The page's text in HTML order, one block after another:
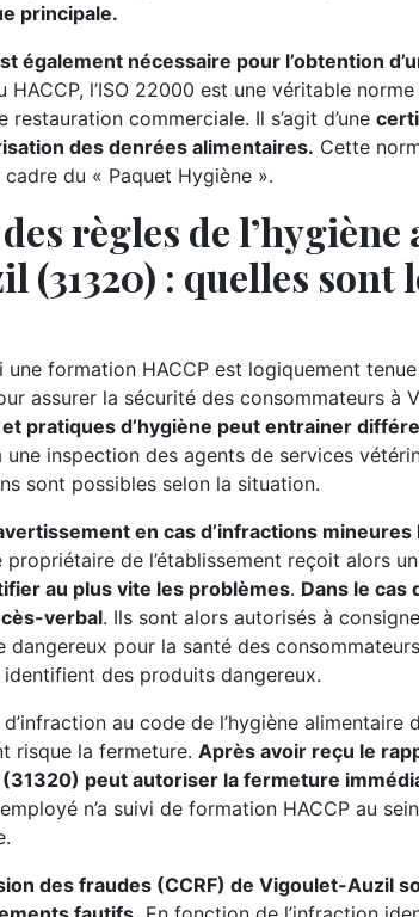
principale.
également nécessaire pour l’obtention
HACCP, l’ISO 22000 est une véritable
commerciale. Il s’agit d’une
des denrées alimentaires. Cette
du « Paquet Hygiène ».
règles de
(31320) : quelles sont
formation HACCP est logiquement
assurer la sécurité des consommateurs à
pratiques d’hygiène peut entrainer
une inspection des agents de services
sont possibles selon la situation.
en cas d’infractions mineures
propriétaire de l’établissement reçoit alors
au plus vite les problèmes. Dans le cas
verbal. Ils sont alors autorisés à
dangereux pour la santé des
des produits dangereux.
au code de l’hygiène alimentaire
risque la fermeture. Après avoir reçu le
peut autoriser la fermeture
n’a suivi de formation HACCP au
des fraudes (CCRF) de Vigoulet-Auzil